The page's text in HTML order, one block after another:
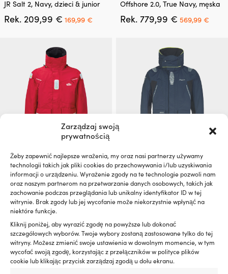
Zarządzaj swoją
prywatnością
Żeby zapewnić najlepsze wrażenia, my oraz nasi partnerzy używamy
technologii takich jak pliki cookies do przechowywania i/lub uzyskiwania
informacji o urządzeniu. Wyrażenie zgody na te technologie pozwoli nam
oraz naszym partnerom na przetwarzanie danych osobowych, takich jak
zachowanie podczas przeglądania lub unikalny identyfikator ID w tej
witrynie. Brak zgody lub jej wycofanie może niekorzystnie wpłynąć na
niektóre funkcje.
Kliknij poniżej, aby wyrazić zgodę na powyższe lub dokonać
szczegółowych wyborów. Twoje wybory zostaną zastosowane tylko do tej
witryny. Możesz zmienić swoje ustawienia w dowolnym momencie, w tym
wycofać swoją zgodę, korzystając z przełączników w polityce plików
cookie lub klikając przycisk zarządzaj zgodą u dołu ekranu.
ma
wiele
produktu
JR Salt 2, Navy, dzieci & junior
Rek. 209,99 € Pierwotna
cena
209,99 €.
169,99 € Aktualna
ma
wiele
produktu
Offshore 2.0, True Navy, męska
Rek. 779,99 € Pierwotna
cena
779,99 €.
569,99 €
Ten
produkt
ma
wiele
wariantów.
Opcje
można
wybrać
stronie
produktu
Kurtka żeglarska Gill OS2
Offshore Red, męska
Rek.409,99€Pierwotna
cena
wynosiła:
od319,99€Aktualna
cena
wynosi:
319,99 €.
Ten
produkt
ma
wiele
wariantów.
Opcje
wybrać
na
stronie
produktu
Kurtka żeglarska Musto BR2
Offshore 2.0, True Navy, męska
Rek.459,99€Pierwotna
cena
wynosiła:
349,99€
Cena pakietu!